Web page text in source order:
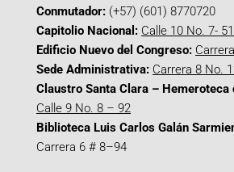
Conmutador: (+57) (601) 8770720
Capitolio Nacional: Calle 10 No. 7- 51
Edificio Nuevo del Congreso:
Sede Administrativa: Carrera 8 No.
Claustro Santa Clara – Hemeroteca
Calle 9 No. 8 – 92
Biblioteca Luis Carlos Galán
Carrera 6 # 8–94